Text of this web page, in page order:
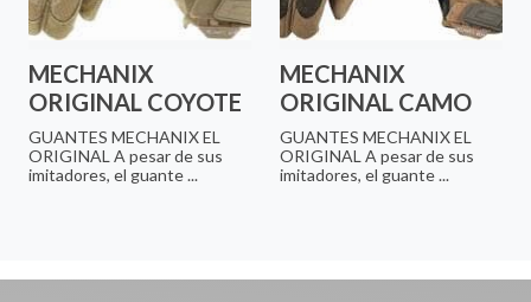
MECHANIX
ORIGINAL COYOTE
GUANTES MECHANIX EL
ORIGINAL A pesar de sus
imitadores, el guante ...
MECHANIX
ORIGINAL CAMO
GUANTES MECHANIX EL
ORIGINAL A pesar de sus
imitadores, el guante ...